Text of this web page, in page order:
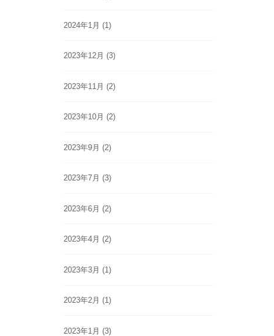
2024年1月 (1)
2023年12月 (3)
2023年11月 (2)
2023年10月 (2)
2023年9月 (2)
2023年7月 (3)
2023年6月 (2)
2023年4月 (2)
2023年3月 (1)
2023年2月 (1)
2023年1月 (3)